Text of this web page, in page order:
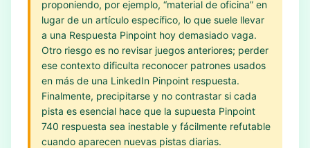
proponiendo, por ejemplo, “material de oficina” en
lugar de un artículo específico, lo que suele llevar
a una Respuesta Pinpoint hoy demasiado vaga.
Otro riesgo es no revisar juegos anteriores; perder
ese contexto dificulta reconocer patrones usados
en más de una LinkedIn Pinpoint respuesta.
Finalmente, precipitarse y no contrastar si cada
pista es esencial hace que la supuesta Pinpoint
740 respuesta sea inestable y fácilmente refutable
cuando aparecen nuevas pistas diarias.